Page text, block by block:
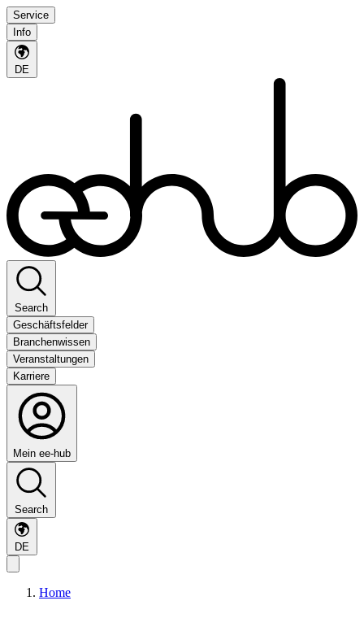
Service
Info
DE
Search
Geschäftsfelder
Branchenwissen
Veranstaltungen
Karriere
Mein ee-hub
Search
DE
Home